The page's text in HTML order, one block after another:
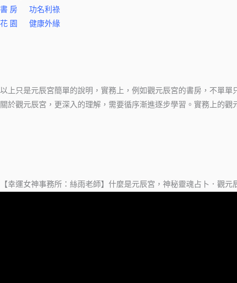
書 房 功名利祿
花 園 健康外緣
以上只是元辰宮簡單的說明，實務上，例如觀元辰宮的書房，不單
關於觀元辰宮，更深入的理解，需要循序漸進逐步學習。實務上的觀
【幸運女神事務所：絲雨老師】什麼是元辰宮，神秘靈魂占卜．觀元